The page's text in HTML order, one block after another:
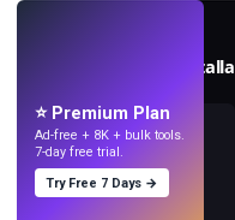
Crea fondos de pantalla
⭐ Premium Plan
Ad-free + 8K + bulk tools.
7-day free trial.
Try Free 7 Days →